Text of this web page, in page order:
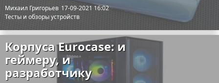
Михаил Григорьев 17-09-2021 16:02
Тесты и обзоры устройств
Корпуса Eurocase: и
геймеру, и
разработчику